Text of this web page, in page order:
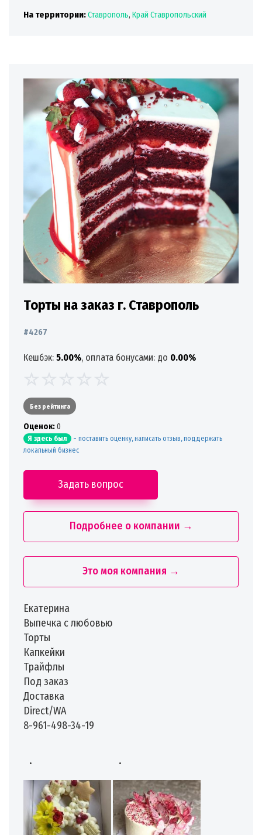
На территории:Ставрополь, Край Ставропольский
Торты на заказ г. Ставрополь
#4267
Кешбэк: 5.00%, оплата бонусами: до 0.00%
Без рейтинга
Oценок:0
Я здесь был - поставить оценку, написать отзыв, поддержать
локальный бизнес
Задать вопрос
Подробнее о компании →
Это моя компания →
Екатерина
Выпечка с любовью
Торты
Капкейки
Трайфлы
Под заказ
Доставка
Direct/WA
8-961-498-34-19
. .